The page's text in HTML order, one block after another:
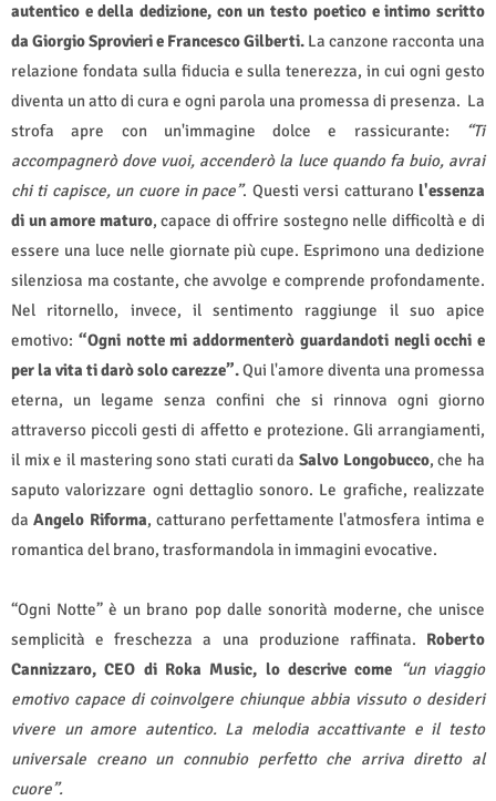
autentico e della dedizione, con un testo poetico e intimo scritto
da Giorgio Sprovieri e Francesco Gilberti. La canzone racconta una
relazione fondata sulla fiducia e sulla tenerezza, in cui ogni gesto
diventa un atto di cura e ogni parola una promessa di presenza. La
strofa apre con un'immagine dolce e rassicurante:
“Ti
accompagnerò dove vuoi, accenderò la luce quando fa buio, avrai
chi ti capisce, un cuore in pace”. Questi versi catturano l'essenza
di un amore maturo, capace di offrire sostegno nelle difficoltà e di
essere una luce nelle giornate più cupe. Esprimono una dedizione
silenziosa ma costante, che avvolge e comprende profondamente.
Nel ritornello, invece, il sentimento raggiunge il suo apice
emotivo: “Ogni notte mi addormenterò guardandoti negli occhi e
per la vita ti darò solo carezze”.Qui l'amore diventa una promessa
eterna, un legame senza confini che si rinnova ogni giorno
attraverso piccoli gesti di affetto e protezione. Gli arrangiamenti,
il mix e il mastering sono stati curati da Salvo Longobucco, che ha
saputo valorizzare ogni dettaglio sonoro. Le grafiche, realizzate
daAngelo Riforma, catturano perfettamente l'atmosfera intima e
romantica del brano, trasformandola in immagini evocative.
“Ogni Notte” è un brano pop dalle sonorità moderne, che unisce
semplicità e freschezza a una produzione raffinata. Roberto
Cannizzaro, CEO di Roka Music, lo descrive come “un viaggio
emotivo capace di coinvolgere chiunque abbia vissuto o desideri
vivere un amore autentico. La melodia accattivante e il testo
universale creano un connubio perfetto che arriva diretto al
cuore”.